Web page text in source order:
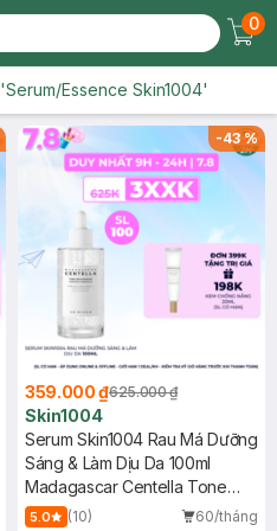
0
'Serum/Essence Skin1004'
-43%
359.000 ₫625.000 ₫
Skin1004
Serum Skin1004 Rau Má Dưỡng
Sáng & Làm Dịu Da 100ml
Madagascar Centella Tone
Brightening Capsule Ampoule
5.0 (10)
60/tháng